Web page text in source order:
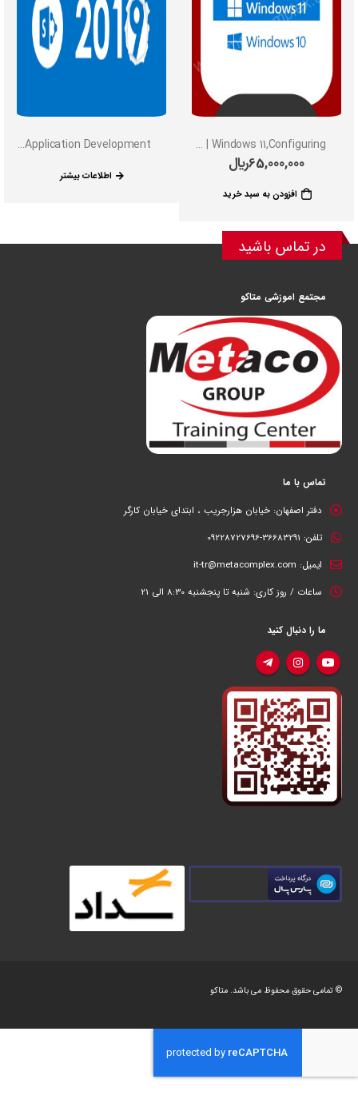
MCSA | Windows 11,Configuring
65,000,000﷼
افزودن به سبد خرید
MCTS| Microsoft SharePoint 2019 ,configuration& Application Development
اطلاعات بیشتر
در تماس باشید
مجتمع اموزشی متاکو
تماس با ما
دفتر اصفهان: خیابان هزارجریب ، ابتدای خیابان کارگر
تلفن: 36683291-09228727696
ایمیل: it-tr@metacomplex.com
ساعات / روز کاری: شنبه تا پنجشنبه 8:30 الی 21
ما را دنبال کنید
© تمامی حقوق محفوظ می باشد. متاکو